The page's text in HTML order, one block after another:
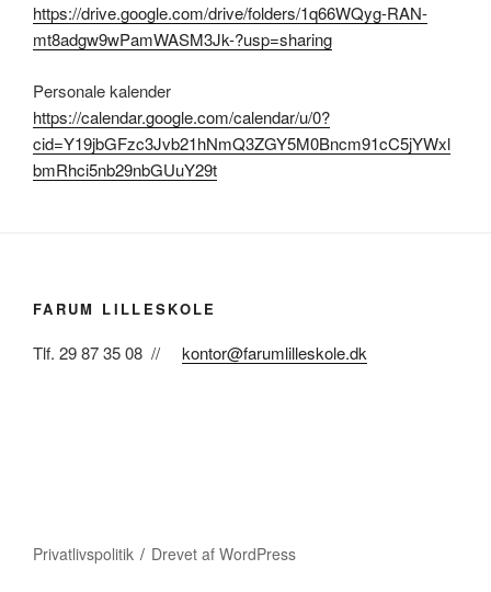
https://drive.google.com/drive/folders/1q66WQyg-RAN-
mt8adgw9wPamWASM3Jk-?usp=sharing
Personale kalender
https://calendar.google.com/calendar/u/0?
cid=Y19jbGFzc3Jvb21hNmQ3ZGY5M0Bncm91cC5jYWxl
bmRhci5nb29nbGUuY29t
FARUM LILLESKOLE
Tlf. 29 87 35 08 // kontor@farumlilleskole.dk
Privatlivspolitik Drevet af WordPress